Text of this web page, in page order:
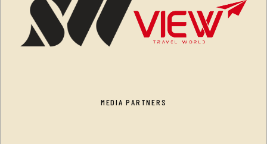
MEDIA PARTNERS